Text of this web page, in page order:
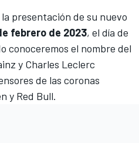
presentación de su nuevo
febrero de 2023, el día de
conoceremos el nombre del
y Charles Leclerc
de las coronas
y Red Bull.